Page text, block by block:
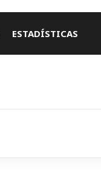
ESTADÍSTICAS